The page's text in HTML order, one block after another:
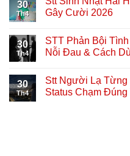
30
Th4
Gây Cười 2026
30
Th4
STT Phản Bội
Nỗi Đau & Cách
30
Th4
Stt Người Lạ Từng
Status Chạm Đúng